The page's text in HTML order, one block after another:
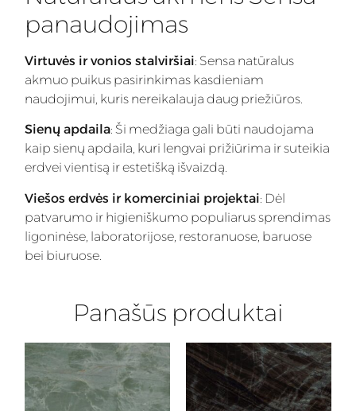
panaudojimas
Virtuvės ir vonios stalviršiai: Sensa natūralus
akmuo puikus pasirinkimas kasdieniam
naudojimui, kuris nereikalauja daug priežiūros.
Sienų apdaila: Ši medžiaga gali būti naudojama
kaip sienų apdaila, kuri lengvai prižiūrima ir suteikia
erdvei vientisą ir estetišką išvaizdą.
Viešos erdvės ir komerciniai projektai: Dėl
patvarumo ir higieniškumo populiarus sprendimas
ligoninėse, laboratorijose, restoranuose, baruose
bei biuruose.
Panašūs produktai